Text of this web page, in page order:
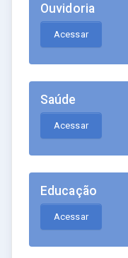
Ouvidoria
Acessar
Saúde
Acessar
Educação
Acessar